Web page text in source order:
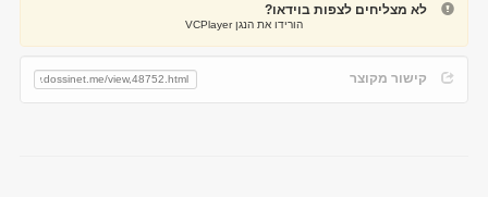
לא מצליחים לצפות בוידאו?
הורידו את הנגן VCPlayer
קישור מקוצר